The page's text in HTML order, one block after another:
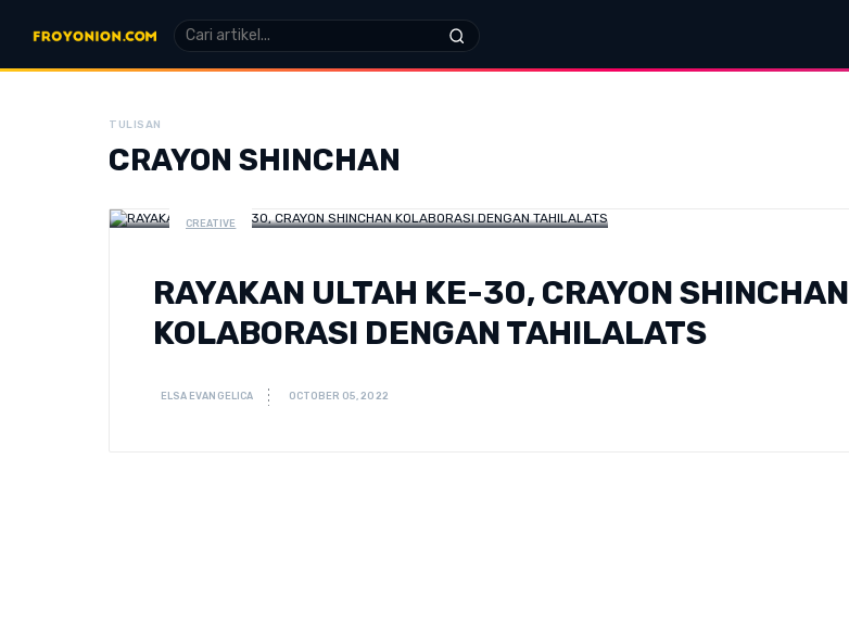
TULISAN
CRAYON SHINCHAN
CREATIVE
RAYAKAN ULTAH KE-30, CRAYON SHINCHAN
KOLABORASI DENGAN TAHILALATS
ELSA EVANGELICA OCTOBER 05, 2022